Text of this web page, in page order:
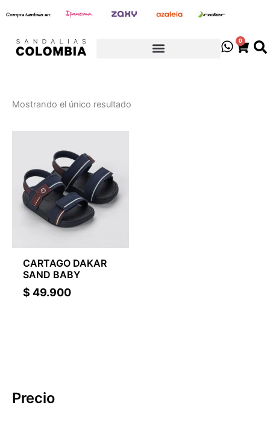
Compra también en:
0
Cart
Precio
Mostrando el único resultado
CARTAGO DAKAR
SAND BABY
$ 49.900